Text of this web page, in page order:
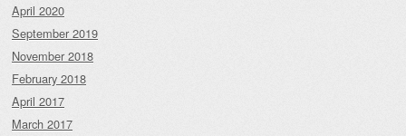
April 2020
September 2019
November 2018
February 2018
April 2017
March 2017